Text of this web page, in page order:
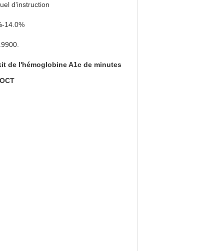
d'instruction
14.0%
de l'hémoglobine A1c de minutes